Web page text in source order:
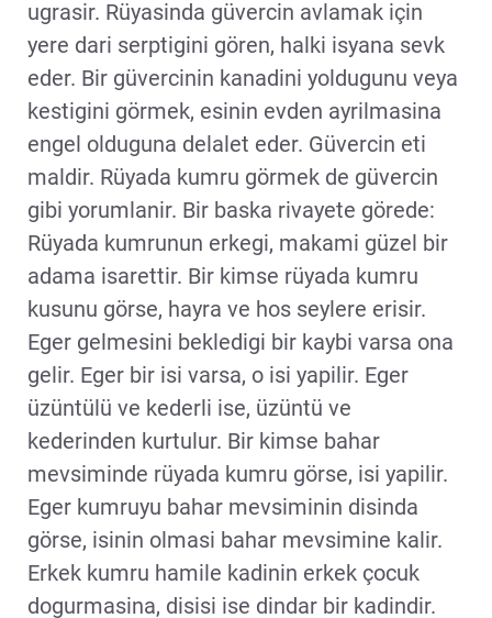
ugrasir. Rüyasinda güvercin avlamak için
yere dari serptigini gören, halki isyana sevk
eder. Bir güvercinin kanadini yoldugunu veya
kestigini görmek, esinin evden ayrilmasina
engel olduguna delalet eder. Güvercin eti
maldir. Rüyada kumru görmek de güvercin
gibi yorumlanir. Bir baska rivayete görede:
Rüyada kumrunun erkegi, makami güzel bir
adama isarettir. Bir kimse rüyada kumru
kusunu görse, hayra ve hos seylere erisir.
Eger gelmesini bekledigi bir kaybi varsa ona
gelir. Eger bir isi varsa, o isi yapilir. Eger
üzüntülü ve kederli ise, üzüntü ve
kederinden kurtulur. Bir kimse bahar
mevsiminde rüyada kumru görse, isi yapilir.
Eger kumruyu bahar mevsiminin disinda
görse, isinin olmasi bahar mevsimine kalir.
Erkek kumru hamile kadinin erkek çocuk
dogurmasina, disisi ise dindar bir kadindir.